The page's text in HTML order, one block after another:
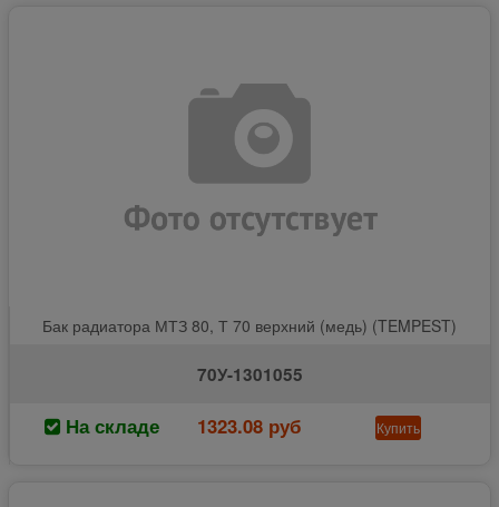
Бак радиатора МТЗ 80, Т 70 верхний (медь) (TEMPEST)
70У-1301055
На складе 1323.08 руб Купить